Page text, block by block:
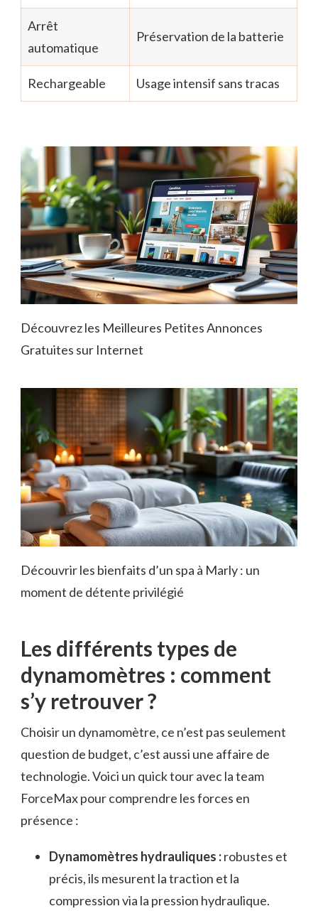
Arrêt
automatique
Préservation de la batterie
Rechargeable Usage intensif sans tracas
Découvrez les Meilleures Petites Annonces
Gratuites sur Internet
Découvrir les bienfaits d’un spa à Marly : un
moment de détente privilégié
Les différents types de
dynamomètres : comment
s’y retrouver ?
Choisir un dynamomètre, ce n’est pas seulement
question de budget, c’est aussi une affaire de
technologie. Voici un quick tour avec la team
ForceMax pour comprendre les forces en
présence :
Dynamomètres hydrauliques :robustes et
précis, ils mesurent la traction et la
compression via la pression hydraulique.